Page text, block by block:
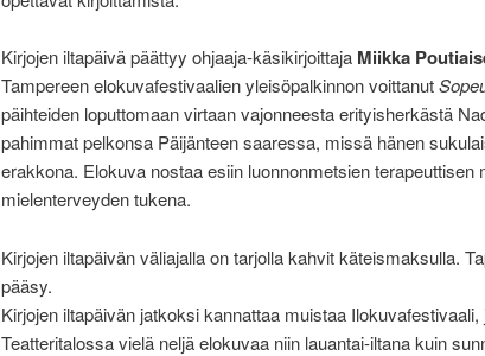
Kirjojen iltapäivä päättyy ohjaaja-käsikirjoittaja Miikka
Tampereen elokuvafestivaalien yleisöpalkinnon voittanut
päihteiden loputtomaan virtaan vajonneesta erityisherkästä
pahimmat pelkonsa Päijänteen saaressa, missä hänen
erakkona. Elokuva nostaa esiin luonnonmetsien terapeuttisen
mielenterveyden tukena.
Kirjojen iltapäivän väliajalla on tarjolla kahvit käteismaksulla.
pääsy.
Kirjojen iltapäivän jatkoksi kannattaa muistaa Ilokuvafestivaali,
Teatteritalossa vielä neljä elokuvaa niin lauantai-iltana kuin